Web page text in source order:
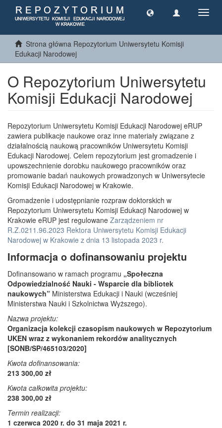
Strona główna Repozytorium Uniwersytetu Komisji
Edukacji Narodowej
O Repozytorium Uniwersytetu
Komisji Edukacji Narodowej
Repozytorium Uniwersytetu Komisji Edukacji Narodowej eRUP
zawiera publikacje naukowe oraz inne materiały związane z
działalnością naukową pracowników Uniwersytetu Komisji
Edukacji Narodowej. Celem repozytorium jest gromadzenie i
upowszechnienie dorobku naukowego pracowników oraz
promowanie badań naukowych prowadzonych w Uniwersytecie
Komisji Edukacji Narodowej w Krakowie.
Gromadzenie i udostępnianie rozpraw doktorskich w
Repozytorium Uniwersytetu Komisji Edukacji Narodowej w
Krakowie eRUP jest regulowane Zarządzeniem nr
R.Z.0211.96.2023 Rektora Uniwersytetu Komisji Edukacji
Narodowej w Krakowie z dnia 13 listopada 2023 r.
Informacja o dofinansowaniu projektu
Dofinansowano w ramach programu „Społeczna
Odpowiedzialność Nauki - Wsparcie dla bibliotek
naukowych” Ministerstwa Edukacji i Nauki (wcześniej
Ministerstwa Nauki i Szkolnictwa Wyższego).
Nazwa projektu:
Organizacja kolekcji czasopism naukowych w Repozytorium
UKEN wraz z wykonaniem rekordów analitycznych
[SONB/SP/465103/2020]
Kwota dofinansowania:
213 300,00 zł
Kwota całkowita projektu:
238 300,00 zł
Termin realizacji:
1 czerwca 2020 r. do 31 maja 2021 r.